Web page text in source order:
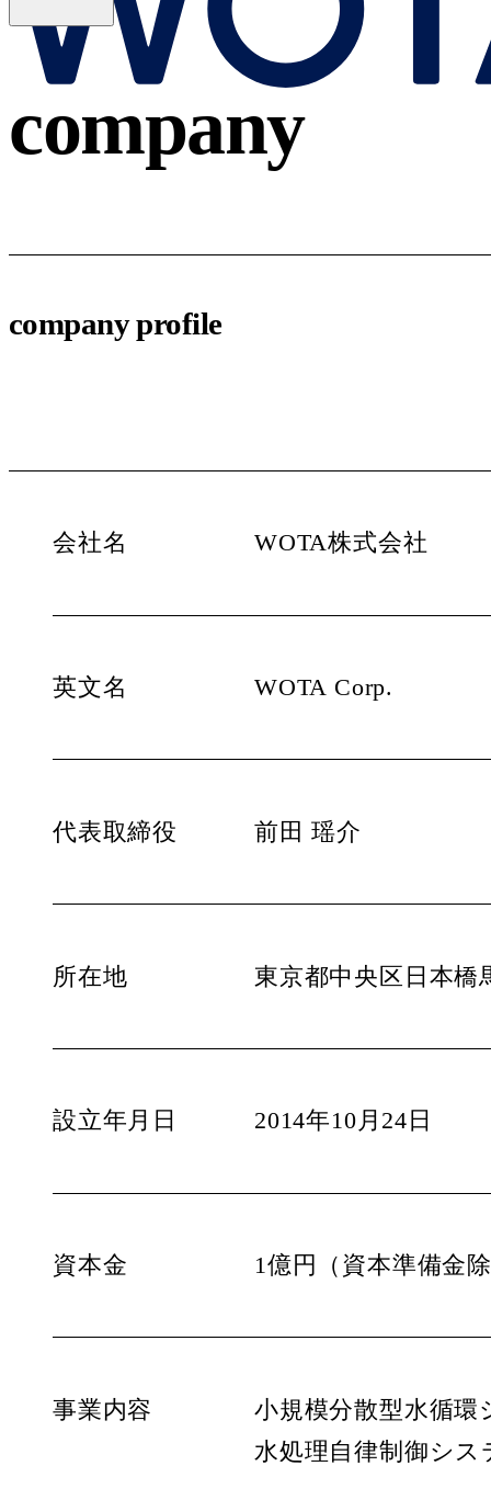
company
会社概要
company profile
会社名 WOTA株式会社
英文名 WOTA Corp.
代表取締役 前田 瑶介
所在地 東京都中央区日本橋
設立年月日 2014年10月24日
資本金 1億円（資本準備金
事業内容
小規模分散型水循
水処理自律制御シス